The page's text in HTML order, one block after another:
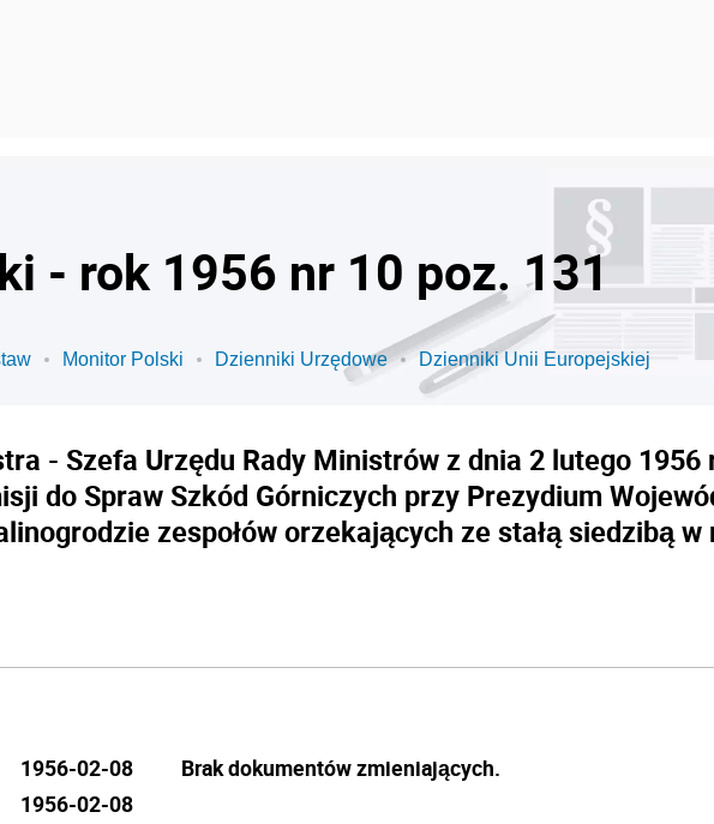
- rok 1956 nr 10 poz. 131
Monitor Polski Dzienniki Urzędowe Dzienniki Unii Europejskiej
- Szefa Urzędu Rady Ministrów z dnia 2 lutego 1956
do Spraw Szkód Górniczych przy Prezydium
zespołów orzekających ze stałą siedzibą
1956-02-08
1956-02-08
Brak dokumentów zmieniających.